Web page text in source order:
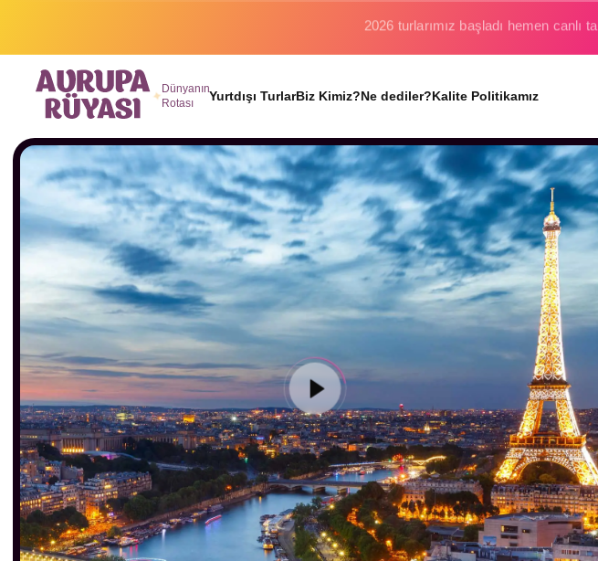
Binlerce gezginin hayali gerçek oluyor.
Dünyanın
Rotası
Yurtdışı TurlarBiz Kimiz?Ne dediler?Kalite Politikamız